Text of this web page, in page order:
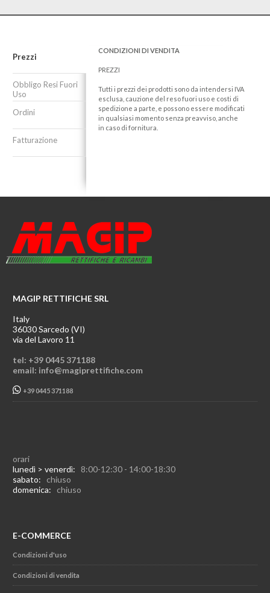
Prezzi
Obbligo Resi Fuori
Uso
Ordini
Fatturazione
CONDIZIONI DI VENDITA
PREZZI
Tutti i prezzi dei prodotti sono da intendersi IVA
esclusa, cauzione del reso fuori uso e costi di
spedizione a parte, e possono essere modificati
in qualsiasi momento senza preavviso, anche
in caso di fornitura.
MAGIP RETTIFICHE SRL
Italy
36030 Sarcedo (VI)
via del Lavoro 11
tel: +39 0445 371188
email: info@magiprettifiche.com
+39 0445 371188
orari
lunedì > venerdì: 8:00-12:30 - 14:00-18:30
sabato: chiuso
domenica: chiuso
E-COMMERCE
Condizioni d'uso
Condizioni di vendita